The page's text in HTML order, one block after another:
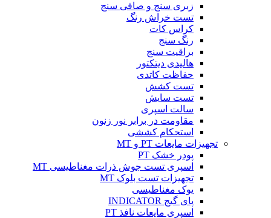
زبری سنج و صافی سنج
تست خراش رنگ
کراس کات
رنگ سنج
براقیت سنج
هالیدی دیتکتور
حفاظت کاتدی
تست کشش
تست سایش
سالت اسپری
مقاومت در برابر نور زنون
استحکام کششی
تجهیزات مایعات PT و MT
پودر خشک PT
اسپری تست جوش ذرات مغناطیسی MT
تجهیزات تست بلوک MT
یوک مغناطیسی
پای گیج INDICATOR
اسپری مایعات نافذ PT